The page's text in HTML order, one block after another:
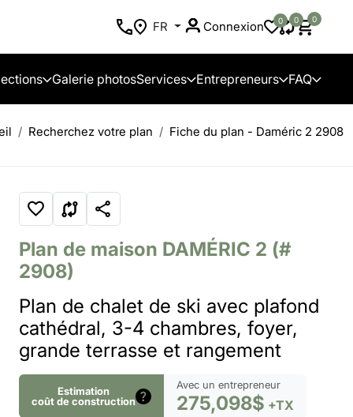
FR Connexion 0 0 0
Galerie photosServices Entrepreneurs FAQ
Recherchez votre plan Fiche du plan - Daméric 2 2908
Plan de maison DAMÉRIC 2 (#
2908)
Plan de chalet de ski avec plafond
cathédral, 3-4 chambres, foyer,
grande terrasse et rangement
Estimation
coût de construction
Avec un entrepreneur
275,098$ +TX